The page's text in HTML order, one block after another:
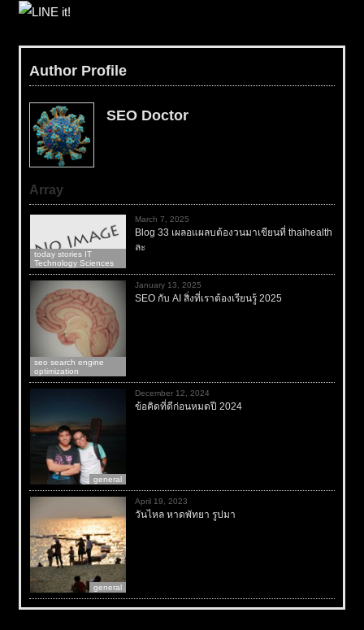
Author Profile
SEO Doctor
Array
today stories IT
Technology Sciences
March 7, 2025
Blog 33 เผลอแผลบต้องวนมาเขียนที่ thaihealth
ละ
seo search engine
optimization
January 13, 2025
SEO กับ AI สิ่งที่เราต้องเรียนรู้ 2025
general
December 12, 2024
ข้อคิดที่ดีก่อนหมดปี 2024
general
April 19, 2023
วันไหล หาดพัทยา รูปมา